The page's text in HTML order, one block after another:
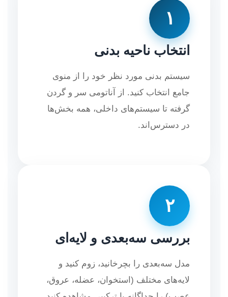
۱
انتخاب ناحیه بدنی
سیستم بدنی مورد نظر خود را از منوی
جامع انتخاب کنید. از آناتومی سر و گردن
گرفته تا سیستم‌های داخلی، همه بخش‌ها
در دسترس‌اند.
۲
بررسی سه‌بعدی و لایه‌ای
مدل سه‌بعدی را بچرخانید، زوم کنید و
لایه‌های مختلف (استخوان، عضله، عروق،